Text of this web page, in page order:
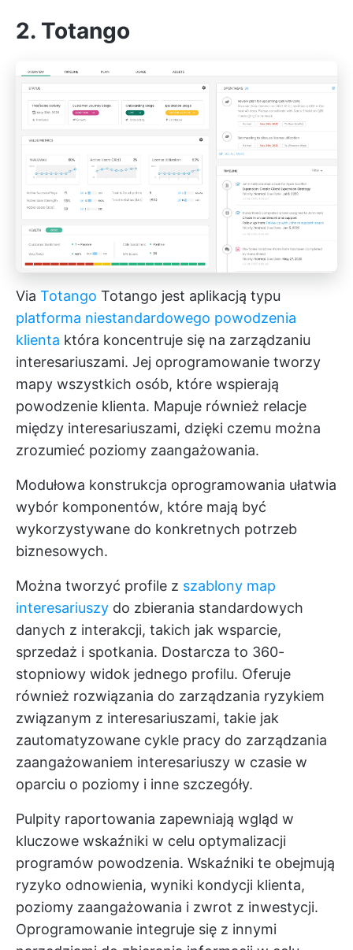
2. Totango
Via Totango Totango jest aplikacją typu
platforma niestandardowego powodzenia
klienta która koncentruje się na zarządzaniu
interesariuszami. Jej oprogramowanie tworzy
mapy wszystkich osób, które wspierają
powodzenie klienta. Mapuje również relacje
między interesariuszami, dzięki czemu można
zrozumieć poziomy zaangażowania.
Modułowa konstrukcja oprogramowania ułatwia
wybór komponentów, które mają być
wykorzystywane do konkretnych potrzeb
biznesowych.
Można tworzyć profile z szablony map
interesariuszy do zbierania standardowych
danych z interakcji, takich jak wsparcie,
sprzedaż i spotkania. Dostarcza to 360-
stopniowy widok jednego profilu. Oferuje
również rozwiązania do zarządzania ryzykiem
związanym z interesariuszami, takie jak
zautomatyzowane cykle pracy do zarządzania
zaangażowaniem interesariuszy w czasie w
oparciu o poziomy i inne szczegóły.
Pulpity raportowania zapewniają wgląd w
kluczowe wskaźniki w celu optymalizacji
programów powodzenia. Wskaźniki te obejmują
ryzyko odnowienia, wyniki kondycji klienta,
poziomy zaangażowania i zwrot z inwestycji.
Oprogramowanie integruje się z innymi